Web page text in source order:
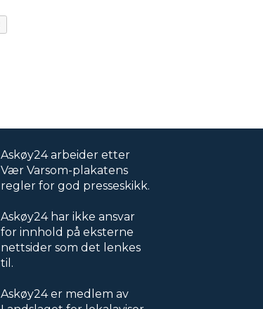
Askøy24 arbeider etter
Vær Varsom-plakatens
regler for god presseskikk.
Askøy24 har ikke ansvar
for innhold på eksterne
nettsider som det lenkes
til.
Askøy24 er medlem av